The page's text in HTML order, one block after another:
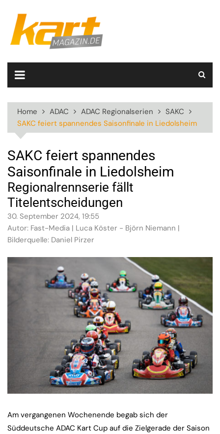
content
Home ADAC ADAC Regionalserien
SAKC
SAKC feiert spannendes Saisonfinale in Liedolsheim
SAKC feiert spannendes
Saisonfinale in Liedolsheim
Regionalrennserie fällt
Titelentscheidungen
30. September 2024, 19:55
Autor: Fast-Media | Luca Köster - Björn Niemann |
Bilderquelle: Daniel Pirzer
Am vergangenen Wochenende begab sich der
Süddeutsche ADAC Kart Cup auf die Zielgerade der Saison